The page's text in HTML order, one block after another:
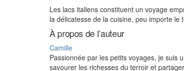
Les lacs italiens constituent un voyage
la délicatesse de la cuisine, peu importe
À propos de l’auteur
Camille
Passionnée par les petits voyages, je suis
savourer les richesses du terroir et